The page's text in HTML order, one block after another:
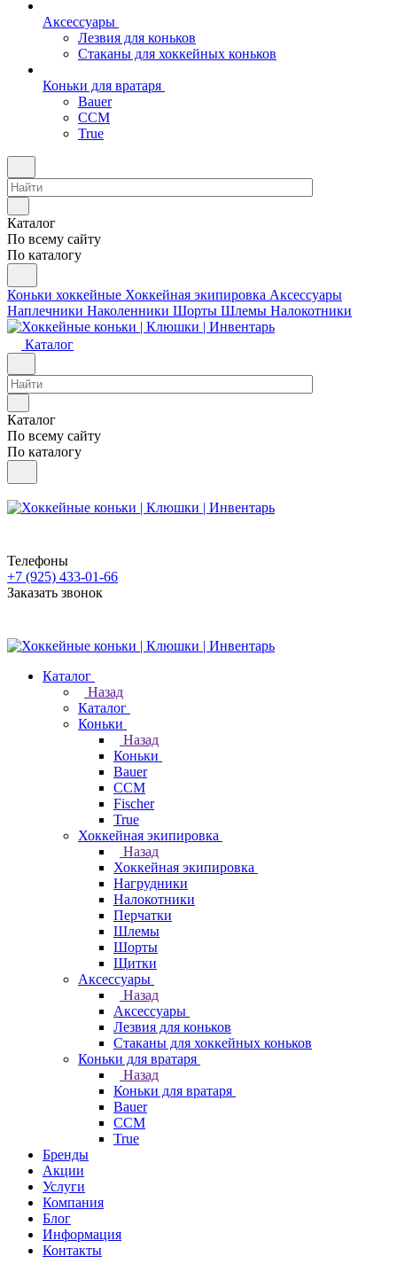
Аксессуары
Лезвия для коньков
Стаканы для хоккейных коньков
Коньки для вратаря
Bauer
CCM
True
Каталог
По всему сайту
По каталогу
Коньки хоккейные Хоккейная экипировка Аксессуары
Наплечники Наколенники Шорты Шлемы Налокотники
Каталог
Каталог
По всему сайту
По каталогу
Телефоны
+7 (925) 433-01-66
Заказать звонок
Каталог
Назад
Каталог
Коньки
Назад
Коньки
Bauer
CCM
Fischer
True
Хоккейная экипировка
Назад
Хоккейная экипировка
Нагрудники
Налокотники
Перчатки
Шлемы
Шорты
Щитки
Аксессуары
Назад
Аксессуары
Лезвия для коньков
Стаканы для хоккейных коньков
Коньки для вратаря
Назад
Коньки для вратаря
Bauer
CCM
True
Бренды
Акции
Услуги
Компания
Блог
Информация
Контакты